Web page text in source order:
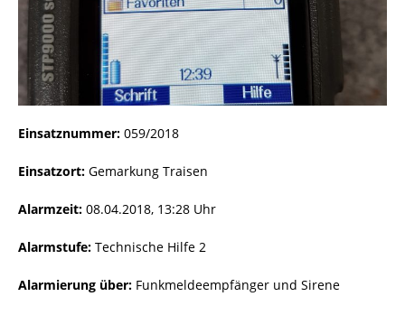
Einsatznummer: 059/2018
Einsatzort: Gemarkung Traisen
Alarmzeit: 08.04.2018, 13:28 Uhr
Alarmstufe: Technische Hilfe 2
Alarmierung über: Funkmeldeempfänger und Sirene